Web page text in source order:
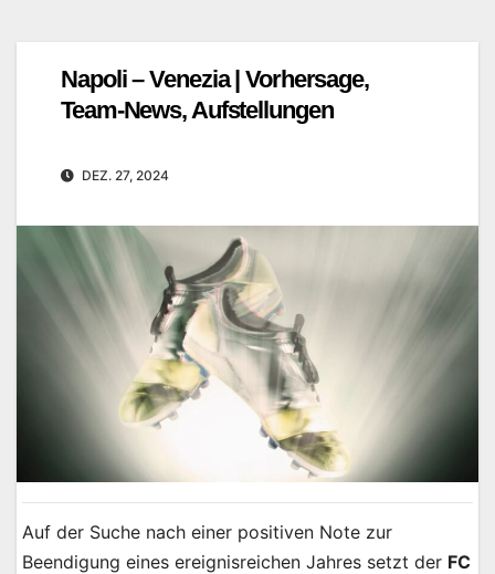
Napoli – Venezia | Vorhersage,
Team-News, Aufstellungen
DEZ. 27, 2024
Auf der Suche nach einer positiven Note zur
Beendigung eines ereignisreichen Jahres setzt der FC